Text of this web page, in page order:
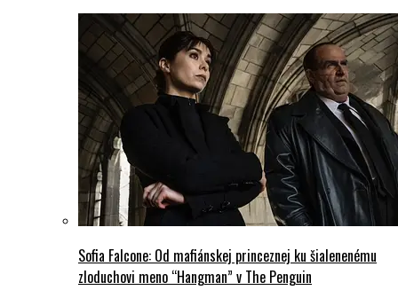
Sofia Falcone: Od mafiánskej princeznej ku šialenenému
zloduchovi meno “Hangman” v The Penguin